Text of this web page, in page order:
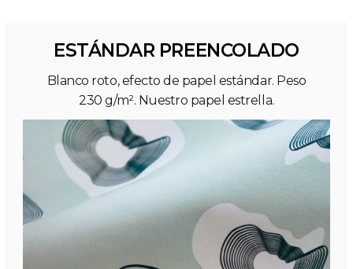
ESTÁNDAR PREENCOLADO
Blanco roto, efecto de papel estándar. Peso
230 g/m². Nuestro papel estrella.